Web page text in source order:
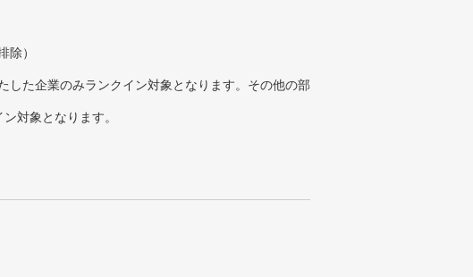
除）
た企業のみランクイン対象となります。その他の部
対象となります。